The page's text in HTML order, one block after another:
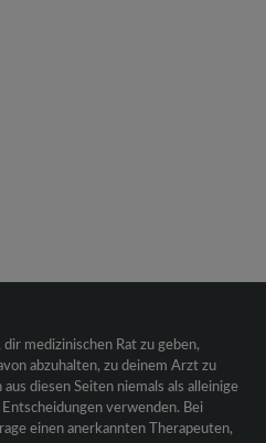
medizinischen Rat zu geben,
abzuhalten, zu deinem Arzt zu
diesen Seiten niemals als alleinige
verwenden. Bei
einen anerkannten Therapeuten,